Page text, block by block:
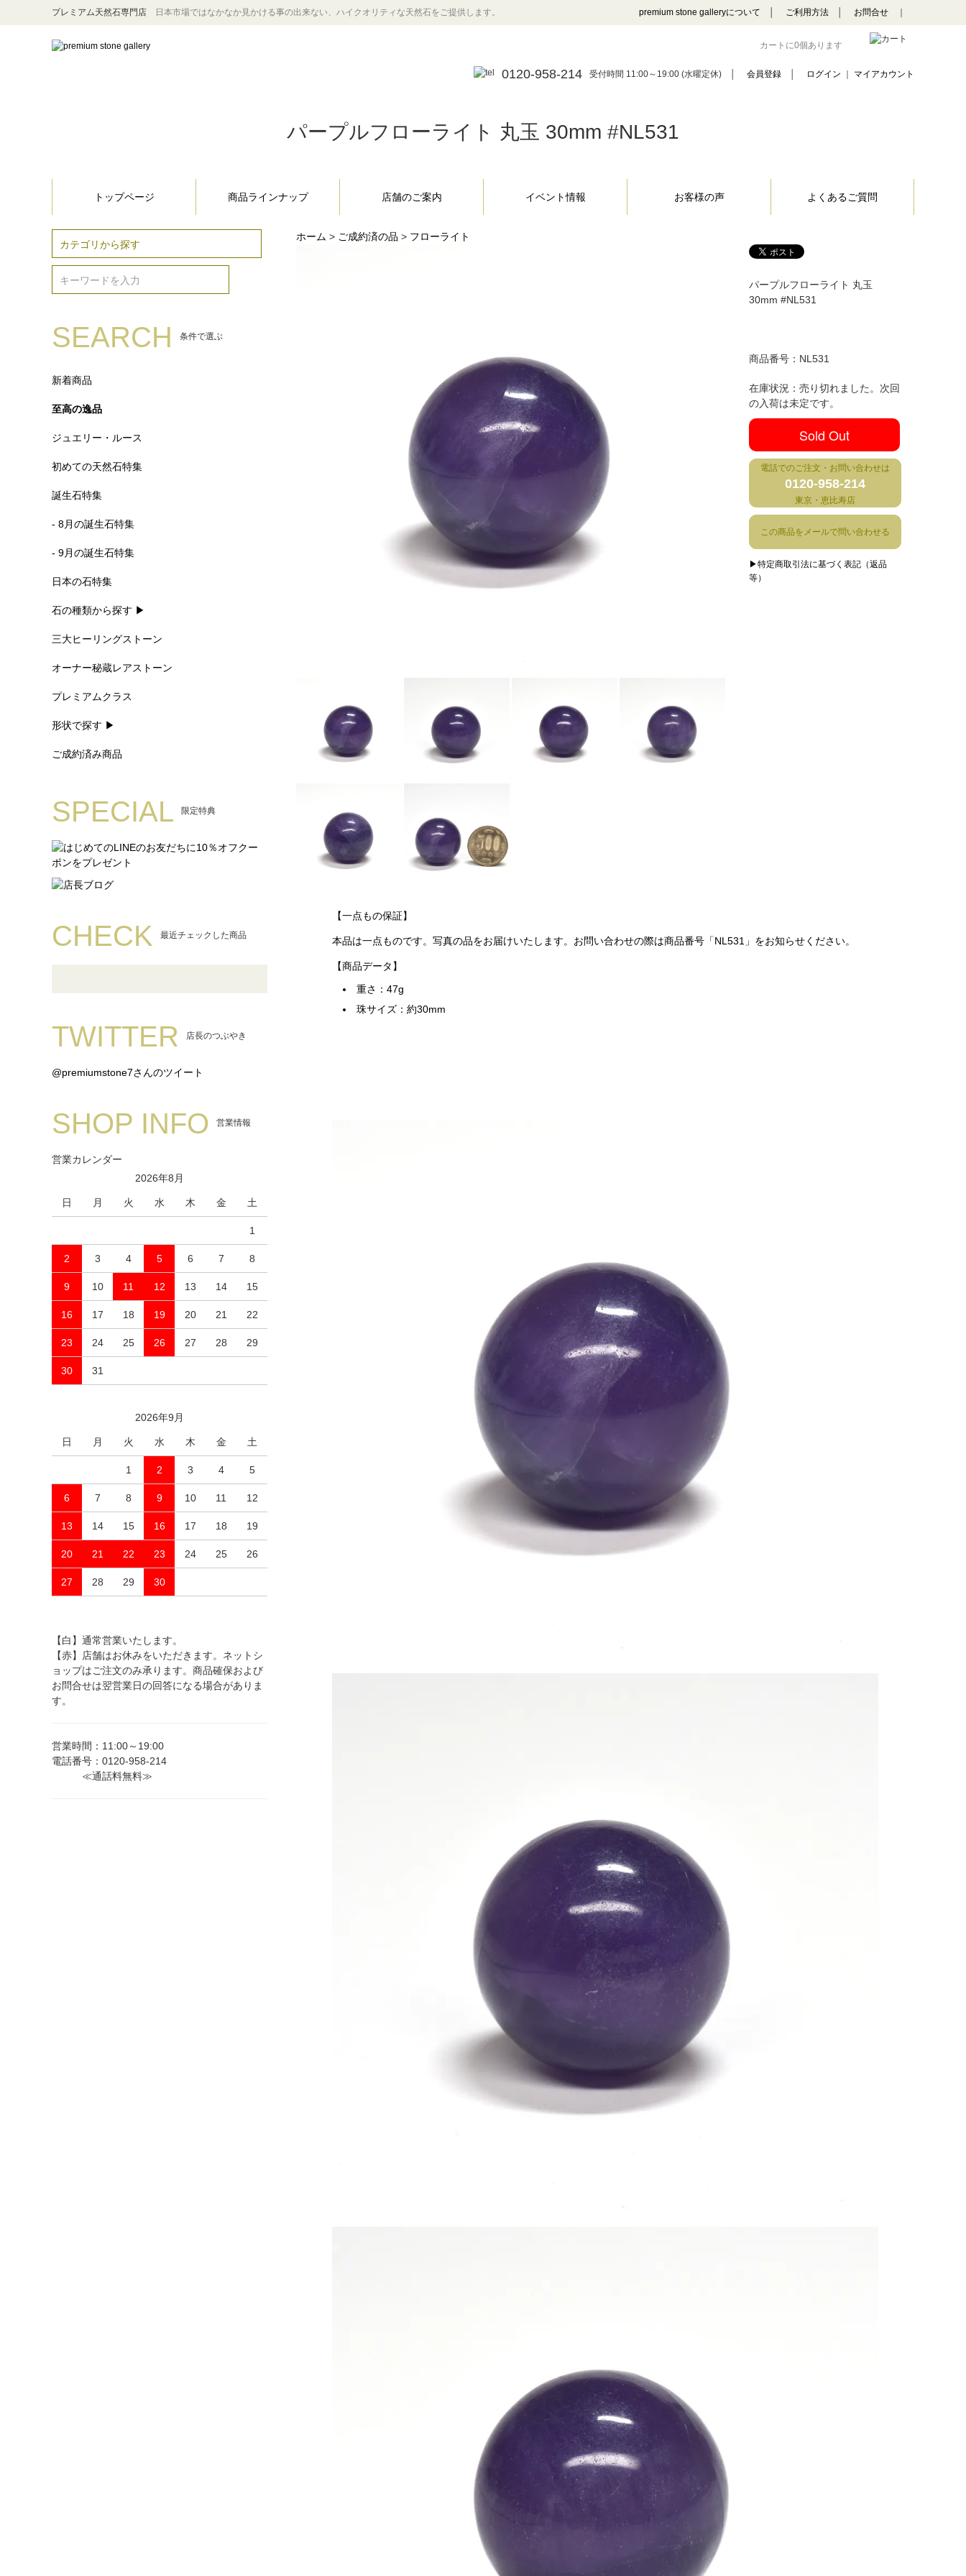
プレミアム天然石専門店 日本市場ではなかなか見かける事の出来ない、ハイクオリティな天然石をご提供します。 premium stone galleryについて ご利用方法 お問合せ
カートに0個あります
0120-958-214 受付時間 11:00～19:00 (水曜定休) 会員登録 ログイン ｜ マイアカウント
パープルフローライト 丸玉 30mm #NL531
トップページ 商品ラインナップ 店舗のご案内 イベント情報 お客様の声 よくあるご質問
SEARCH 条件で選ぶ
新着商品
至高の逸品
ジュエリー・ルース
初めての天然石特集
誕生石特集
- 8月の誕生石特集
- 9月の誕生石特集
日本の石特集
石の種類から探す ▶
三大ヒーリングストーン
オーナー秘蔵レアストーン
プレミアムクラス
形状で探す ▶
ご成約済み商品
SPECIAL 限定特典
CHECK 最近チェックした商品
TWITTER 店長のつぶやき
@premiumstone7さんのツイート
SHOP INFO 営業情報
営業カレンダー
2026年8月
日 月 火 水 木 金 土
1
2 3 4 5 6 7 8
9 10 11 12 13 14 15
16 17 18 19 20 21 22
23 24 25 26 27 28 29
30 31
2026年9月
日 月 火 水 木 金 土
1 2 3 4 5
6 7 8 9 10 11 12
13 14 15 16 17 18 19
20 21 22 23 24 25 26
27 28 29 30
【白】通常営業いたします。
【赤】店舗はお休みをいただきます。ネットシ
ョップはご注文のみ承ります。商品確保および
お問合せは翌営業日の回答になる場合がありま
す。
営業時間：11:00～19:00
電話番号：0120-958-214
≪通話料無料≫
ホーム > ご成約済の品 > フローライト
パープルフローライト 丸玉
30mm #NL531
商品番号： NL531
在庫状況：売り切れました。次回
の入荷は未定です。
Sold Out
電話でのご注文・お問い合わせは
0120-958-214
東京・恵比寿店
この商品をメールで問い合わせる
▶特定商取引法に基づく表記（返品
等）
【一点もの保証】
本品は一点ものです。写真の品をお届けいたします。お問い合わせの際は商品番号「NL531」をお知らせください。
【商品データ】
重さ：47g
珠サイズ：約30mm